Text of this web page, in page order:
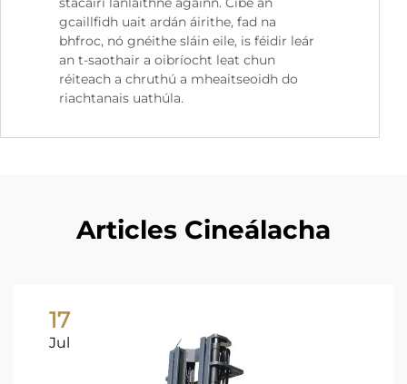
gcaillfidh uait ardán áirithe, fad na
bhfroc, nó gnéithe sláin eile, is féidir leár
an t-saothair a oibríocht leat chun
réiteach a chruthú a mheaitseoidh do
riachtanais uathúla.
Articles Cineálacha
17
Jul